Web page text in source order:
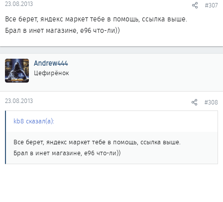
23.08.2013 #307
Все берет, яндекс маркет тебе в помощь, ссылка выше.
Брал в инет магазине, е96 что-ли))
Andrew444
Цефирёнок
23.08.2013 #308
kb8 сказал(а):
Все берет, яндекс маркет тебе в помощь, ссылка выше.
Брал в инет магазине, е96 что-ли))